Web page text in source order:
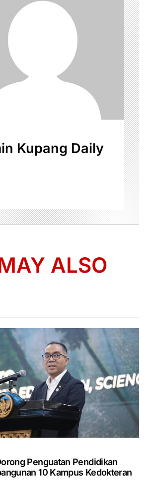
Kupang Daily
ALSO
Penguatan Pendidikan
10 Kampus Kedokteran